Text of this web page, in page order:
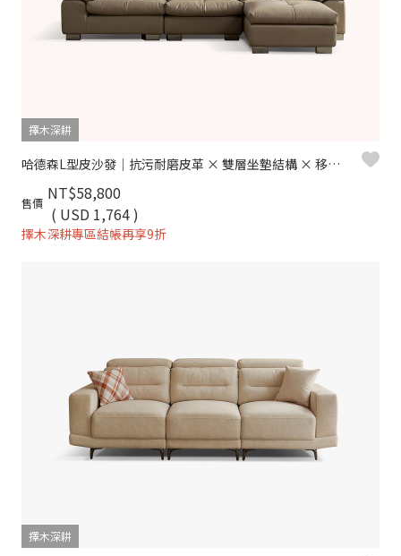
擇木深耕
哈德森L型皮沙發｜抗污耐磨皮革 × 雙層坐墊結構 × 移動腳椅 – 擇木深耕
售價 NT$58,800
( USD 1,764 )
擇木深耕專區結帳再享9折
擇木深耕